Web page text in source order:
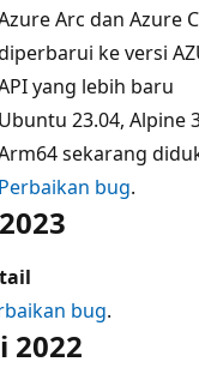
Arc dan Azure
ke versi
yang lebih baru
Ubuntu 23.04, Alpine
sekarang
Perbaikan bug.
bug.
2022